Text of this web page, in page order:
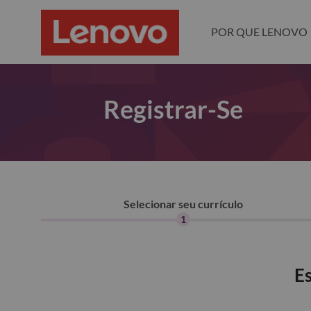
POR QUE LENOVO
Registrar-Se
Selecionar seu currículo
1